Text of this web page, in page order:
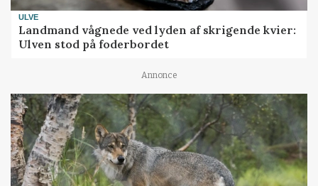
ULVE
Landmand vågnede ved lyden af skrigende kvier:
Ulven stod på foderbordet
Annonce